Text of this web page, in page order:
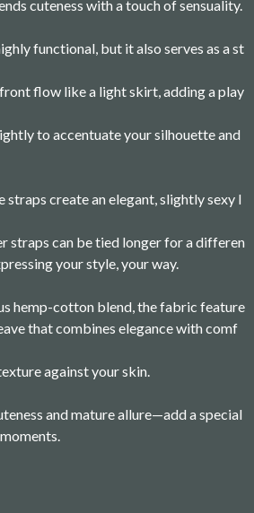
cuteness with a touch of sensuality.
functional, but it also serves as a st
flow like a light skirt, adding a play
to accentuate your silhouette and
straps create an elegant, slightly sexy l
straps can be tied longer for a differen
your style, your way.
hemp-cotton blend, the fabric feature
that combines elegance with comf
against your skin.
and mature allure—add a special